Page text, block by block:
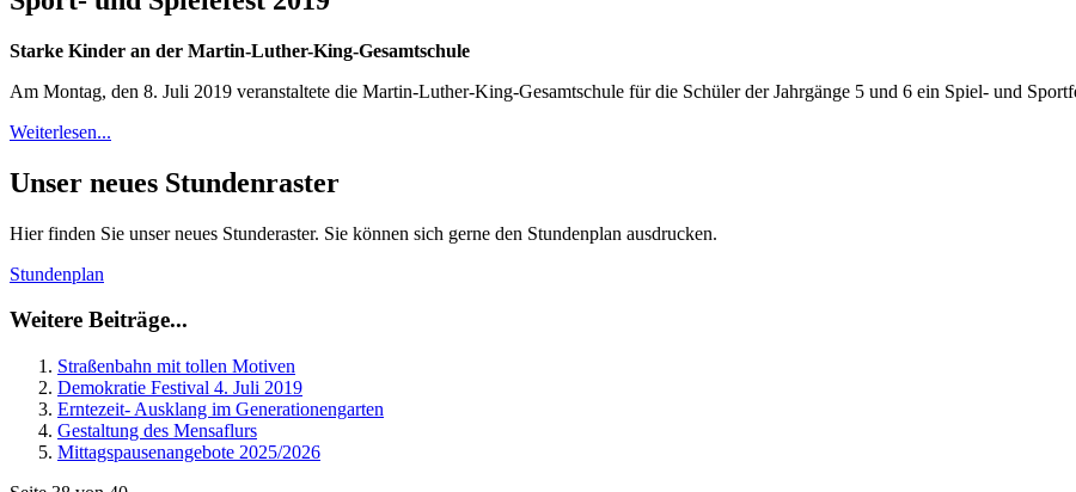
Starke Kinder an der Martin-Luther-King-Gesamtschule
Am Montag, den 8. Juli 2019 veranstaltete die Martin-Luther-King-Gesamtschule für die Schüler der Jahrgänge 5 und 6 ein Spiel- und
Weiterlesen...
Unser neues Stundenraster
Hier finden Sie unser neues Stunderaster. Sie können sich gerne den Stundenplan ausdrucken.
Stundenplan
Weitere Beiträge...
Straßenbahn mit tollen Motiven
Demokratie Festival 4. Juli 2019
Erntezeit- Ausklang im Generationengarten
Gestaltung des Mensaflurs
Mittagspausenangebote 2025/2026